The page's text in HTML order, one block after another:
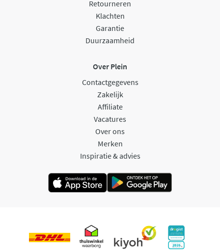
Retourneren
Klachten
Garantie
Duurzaamheid
Over Plein
Contactgegevens
Zakelijk
Affiliate
Vacatures
Over ons
Merken
Inspiratie & advies